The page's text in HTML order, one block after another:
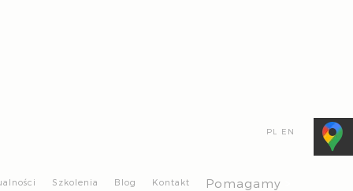
PL EN
Szkolenia Blog Kontakt Pomagamy